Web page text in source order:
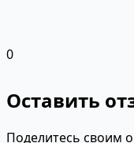
0
Оставить
Поделитесь своим